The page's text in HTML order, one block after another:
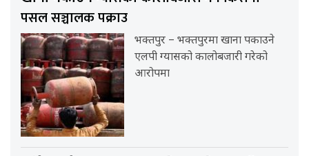
पसल सञ्चालक पक्राउ
भक्तपुर – भक्तपुरमा खाना पकाउने
एलपी ग्यासको कालोबजारी गरेको
आरोपमा